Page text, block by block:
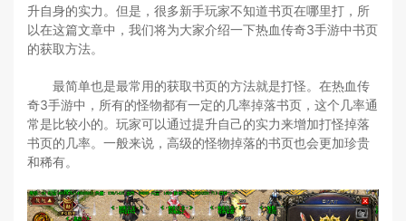
升自身的实力。但是，很多新手玩家不知道书页在哪里打，所
以在这篇文章中，我们将为大家介绍一下热血传奇3手游中书页
的获取方法。
最简单也是最常用的获取书页的方法就是打怪。在热血传
奇3手游中，所有的怪物都有一定的几率掉落书页，这个几率通
常是比较小的。玩家可以通过提升自己的实力来增加打怪掉落
书页的几率。一般来说，高级的怪物掉落的书页也会更加珍贵
和稀有。